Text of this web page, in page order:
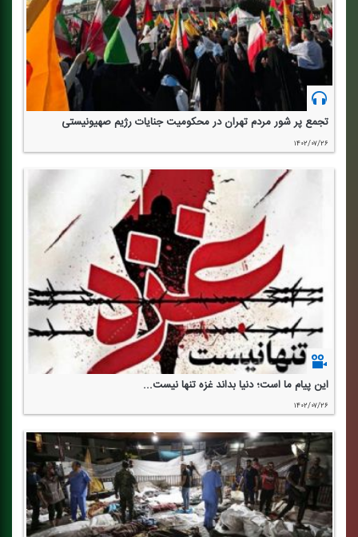
تجمع پر شور مردم تهران در محكومیت جنایات رژیم صهیونیستی
۱۴۰۲/۰۷/۲۶
این پیام ما است؛ دنیا بداند غزه تنها نیست...
۱۴۰۲/۰۷/۲۶